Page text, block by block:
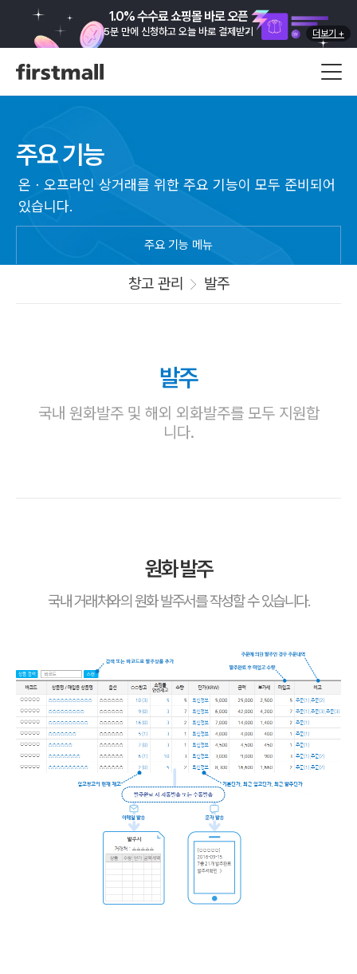
1.0% 수수료 쇼핑몰 바로 오픈
5분 만에 신청하고 오늘 바로 결제받기
더보기 +
주요 기능
온ㆍ오프라인 상거래를 위한 주요 기능이 모두 준비되어
있습니다.
주요 기능 메뉴
창고 관리 발주
발주
국내 원화발주 및 해외 외화발주를 모두 지원합
니다.
원화 발주
국내 거래처와의 원화 발주서를 작성할 수 있습니다.